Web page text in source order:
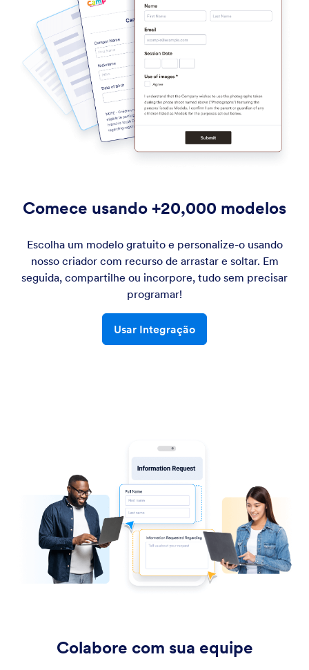
Comece usando +20,000 modelos
Escolha um modelo gratuito e personalize-o usando
nosso criador com recurso de arrastar e soltar. Em
seguida, compartilhe ou incorpore, tudo sem precisar
programar!
Usar Integração
Colabore com sua equipe